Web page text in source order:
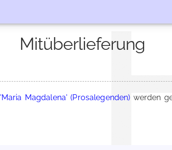
Mitüberlieferung
'Maria Magdalena' (Prosalegenden) werden